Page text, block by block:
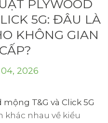
PLYWOOD
5G: ĐÂU LÀ
KHÔNG GIAN
2026
T&G và Click 5G
khác nhau về kiểu